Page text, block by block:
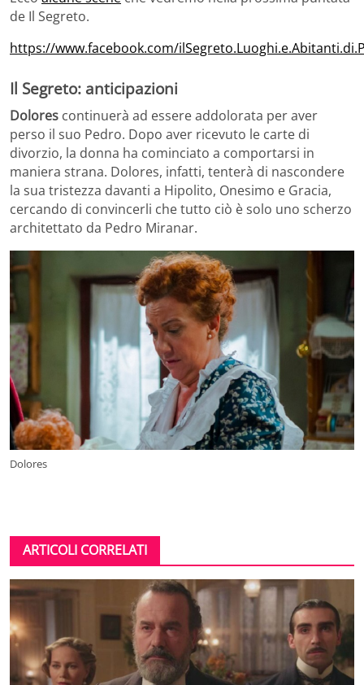
de Il Segreto.
https://www.facebook.com/
Il Segreto: anticipazioni
Dolores continuerà ad essere addolorata per aver
perso il suo Pedro. Dopo aver ricevuto le carte di
divorzio, la donna ha cominciato a comportarsi in
maniera strana. Dolores, infatti, tenterà di nascondere
la sua tristezza davanti a Hipolito, Onesimo e Gracia,
cercando di convincerli che tutto ciò è solo uno scherzo
architettato da Pedro Miranar.
Dolores
ARTICOLI CORRELATI